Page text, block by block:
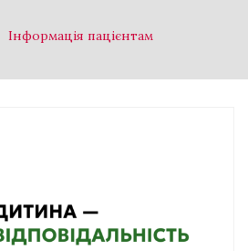
Інформація пацієнтам